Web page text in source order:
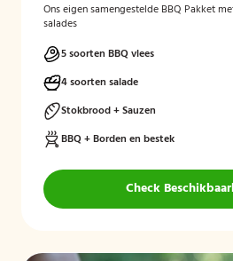
Ons eigen samengestelde BBQ Pakket
salades
5 soorten BBQ vlees
4 soorten salade
Stokbrood + Sauzen
BBQ + Borden en bestek
Check